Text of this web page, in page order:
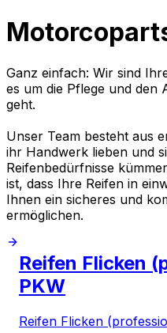
Ganz einfach: Wir sind
es um die Pflege und
geht.
Unser Team besteht aus
ihr Handwerk lieben und
Reifenbedürfnisse
ist, dass Ihre Reifen in
Ihnen ein sicheres und
ermöglichen.
Reifen Flicken
PKW
Reifen Flicken